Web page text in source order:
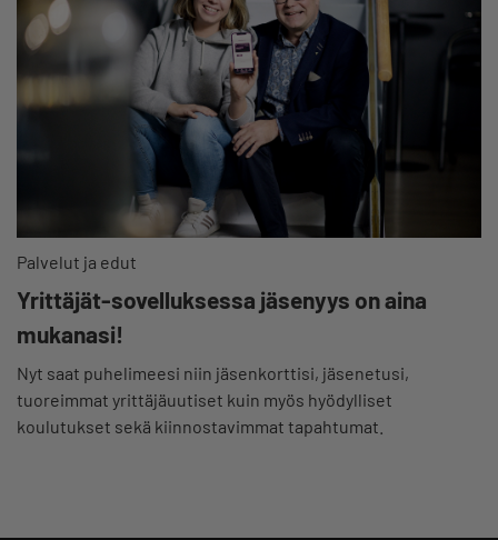
Palvelut ja edut
Yrittäjät-sovelluksessa jäsenyys on aina
mukanasi!
Nyt saat puhelimeesi niin jäsenkorttisi, jäsenetusi,
tuoreimmat yrittäjäuutiset kuin myös hyödylliset
koulutukset sekä kiinnostavimmat tapahtumat.